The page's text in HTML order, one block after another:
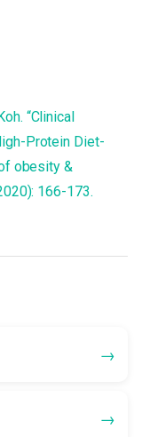
“Clinical
Protein Diet-
obesity &
166-173.
→
→